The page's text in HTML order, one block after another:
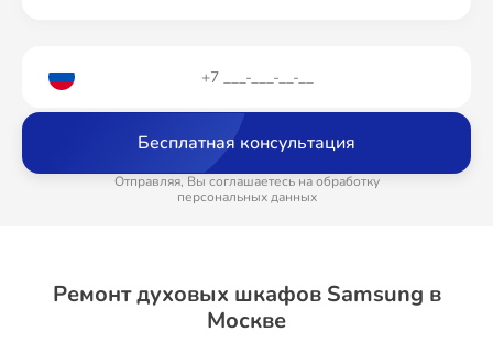
Бесплатная консультация
Отправляя, Вы соглашаетесь на обработку
персональных данных
Ремонт духовых шкафов Samsung в
Москве